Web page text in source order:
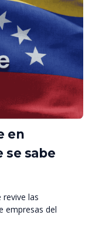
en
se sabe
revive las
empresas del